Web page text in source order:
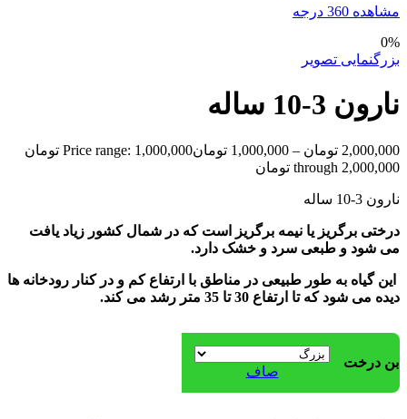
مشاهده 360 درجه
0%
بزرگنمایی تصویر
نارون 3-10 ساله
2,000,000 تومان –
1,000,000 تومان
Price range: 1,000,000 تومان
through 2,000,000 تومان
نارون 3-10 ساله
درختی برگریز یا نیمه برگریز است که در شمال کشور زیاد یافت
می شود و طبعی سرد و خشک دارد.
این گیاه به طور طبیعی در مناطق با ارتفاع کم و در کنار رودخانه ها
دیده می شود که تا ارتفاع 30 تا 35 متر رشد می کند.
بن درخت
صاف